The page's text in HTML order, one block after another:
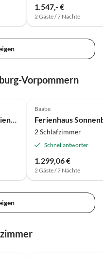
1.547,- €
2 Gäste / 7 Nächte
Vorpommern
Uns Droomhus in Gager | Ferienhaus
Baabe
2 Schlafzimmer
Schnellantworter
1.299,06 €
2 Gäste / 7 Nächte